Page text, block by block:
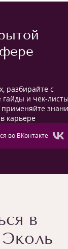
разбирайте с
гайды и чек-
карьере
во ВКонтакте
в